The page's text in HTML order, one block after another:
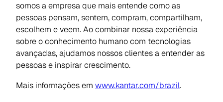
somos a empresa que mais entende como as
pessoas pensam, sentem, compram, compartilham,
escolhem e veem. Ao combinar nossa experiência
sobre o conhecimento humano com tecnologias
avançadas, ajudamos nossos clientes a entender as
pessoas e inspirar crescimento.
Mais informações em www.kantar.com/brazil.